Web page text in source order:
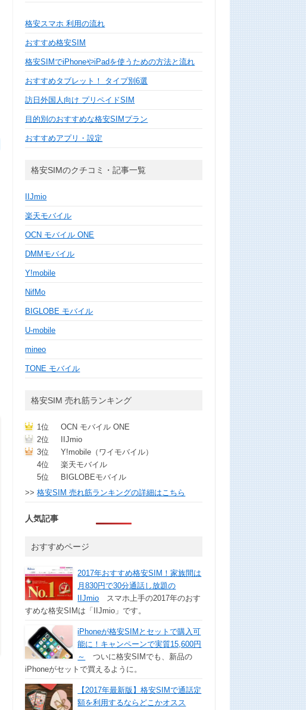
格安スマホ 利用の流れ
おすすめ格安SIM
格安SIMでiPhoneやiPadを使うための方法と流れ
おすすめタブレット！ タイプ別6選
訪日外国人向け プリペイドSIM
目的別のおすすめな格安SIMプラン
おすすめアプリ・設定
格安SIMのクチコミ・記事一覧
IIJmio
楽天モバイル
OCN モバイル ONE
DMMモバイル
Y!mobile
NifMo
BIGLOBE モバイル
U-mobile
mineo
TONE モバイル
格安SIM 売れ筋ランキング
1位
OCN モバイル ONE
2位
IIJmio
3位
Y!mobile（ワイモバイル）
4位
楽天モバイル
5位
BIGLOBEモバイル
>>格安SIM 売れ筋ランキングの詳細はこちら
人気記事
おすすめページ
2017年おすすめ格安SIM！家族間は
月830円で30分通話し放題の
IIJmio スマホ上手の2017年のおす
すめな格安SIMは「IIJmio」です。
iPhoneが格安SIMとセットで購入可
能に！キャンペーンで実質15,600円
～
ついに格安SIMでも、新品の
iPhoneがセットで買えるように。
【2017年最新版】格安SIMで通話定
額を利用するならどこかオスス